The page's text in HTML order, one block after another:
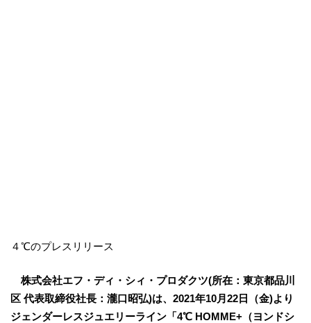
４℃のプレスリリース
株式会社エフ・ディ・シィ・プロダクツ(所在：東京都品川
区 代表取締役社長：瀧口昭弘)は、2021年10月22日（金)より
ジェンダーレスジュエリーライン「4℃ HOMME+（ヨンドシ